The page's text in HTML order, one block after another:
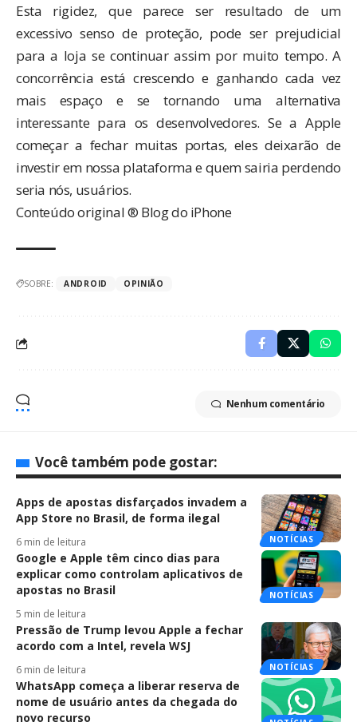
Esta rigidez, que parece ser resultado de um
excessivo senso de proteção, pode ser prejudicial
para a loja se continuar assim por muito tempo. A
concorrência está crescendo e ganhando cada vez
mais espaço e se tornando uma alternativa
interessante para os desenvolvedores. Se a Apple
começar a fechar muitas portas, eles deixarão de
investir em nossa plataforma e quem sairia perdendo
seria nós, usuários.
Conteúdo original ® Blog do iPhone
SOBRE: ANDROID OPINIÃO
Nenhum comentário
Você também pode gostar:
NOTÍCIAS
Apps de apostas disfarçados invadem a
App Store no Brasil, de forma ilegal
6 min de leitura
NOTÍCIAS
Google e Apple têm cinco dias para
explicar como controlam aplicativos de
apostas no Brasil
5 min de leitura
NOTÍCIAS
Pressão de Trump levou Apple a fechar
acordo com a Intel, revela WSJ
6 min de leitura
WhatsApp começa a liberar reserva de
nome de usuário antes da chegada do
novo recurso